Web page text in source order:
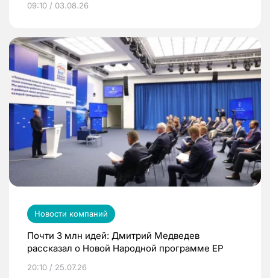
09:10 / 03.08.26
Новости компаний
Почти 3 млн идей: Дмитрий Медведев
рассказал о Новой Народной программе ЕР
20:10 / 25.07.26